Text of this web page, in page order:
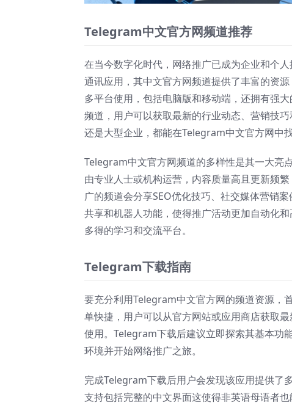
Telegram中文官方网频道推荐
在当今数字化时代，网络推广已成为企业和个
通讯应用，其中文官方网频道提供了丰富的资
多平台使用，包括电脑版和移动端，还拥有强
频道，用户可以获取最新的行业动态、营销技
还是大型企业，都能在Telegram中文官方网中
Telegram中文官方网频道的多样性是其一大亮
由专业人士或机构运营，内容质量高且更新频
广的频道会分享SEO优化技巧、社交媒体营销
共享和机器人功能，使得推广活动更加自动化
多得的学习和交流平台。
Telegram下载指南
要充分利用Telegram中文官方网的频道资源，
单快捷，用户可以从官方网站或应用商店获取
使用。Telegram下载后建议立即探索其基本功
环境并开始网络推广之旅。
完成Telegram下载后用户会发现该应用提供了
支持包括完整的中文界面这使得非英语母语者